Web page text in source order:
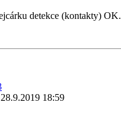
detekce (kontakty) OK.
28.9.2019 18:59